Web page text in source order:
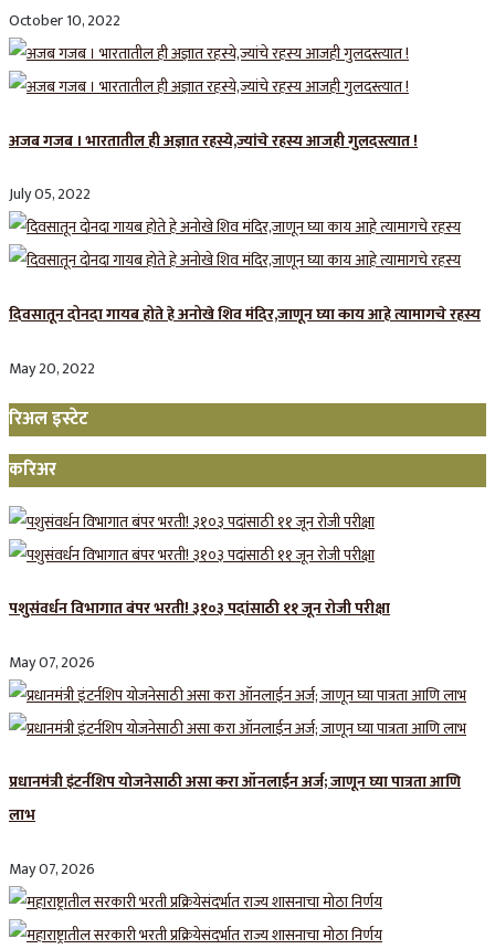
October 10, 2022
अजब गजब । भारतातील ही अज्ञात रहस्ये,ज्यांचे रहस्य आजही गुलदस्त्यात !
July 05, 2022
दिवसातून दोनदा गायब होते हे अनोखे शिव मंदिर,जाणून घ्या काय आहे त्यामागचे रहस्य
May 20, 2022
रिअल इस्टेट
करिअर
पशुसंवर्धन विभागात बंपर भरती! ३१०३ पदांसाठी ११ जून रोजी परीक्षा
May 07, 2026
प्रधानमंत्री इंटर्नशिप योजनेसाठी असा करा ऑनलाईन अर्ज; जाणून घ्या पात्रता आणि
लाभ
May 07, 2026